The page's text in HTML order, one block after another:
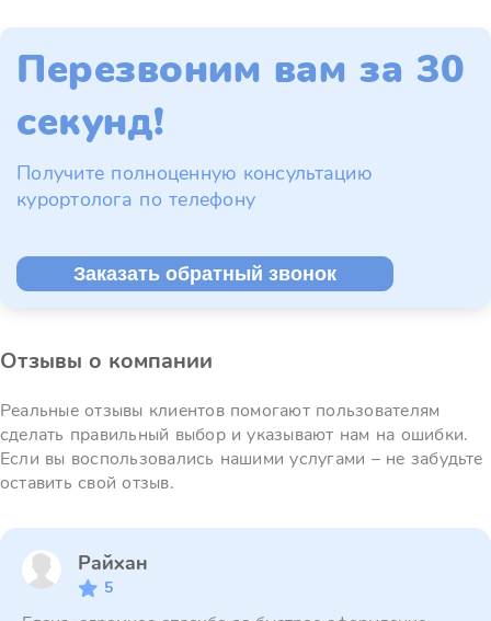
Перезвоним вам за 30
секунд!
Получите полноценную консультацию
курортолога по телефону
Заказать обратный звонок
Отзывы о компании
Реальные отзывы клиентов помогают пользователям
сделать правильный выбор и указывают нам на ошибки.
Если вы воспользовались нашими услугами – не забудьте
оставить свой отзыв.
Райхан
5